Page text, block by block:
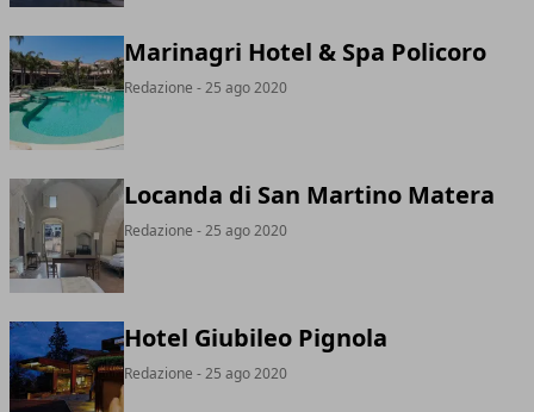
Marinagri Hotel & Spa Policoro
Redazione - 25 ago 2020
Locanda di San Martino Matera
Redazione - 25 ago 2020
Hotel Giubileo Pignola
Redazione - 25 ago 2020